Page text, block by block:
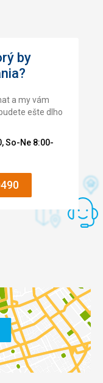
by
a my vám
ešte dlho
So-Ne 8:00-